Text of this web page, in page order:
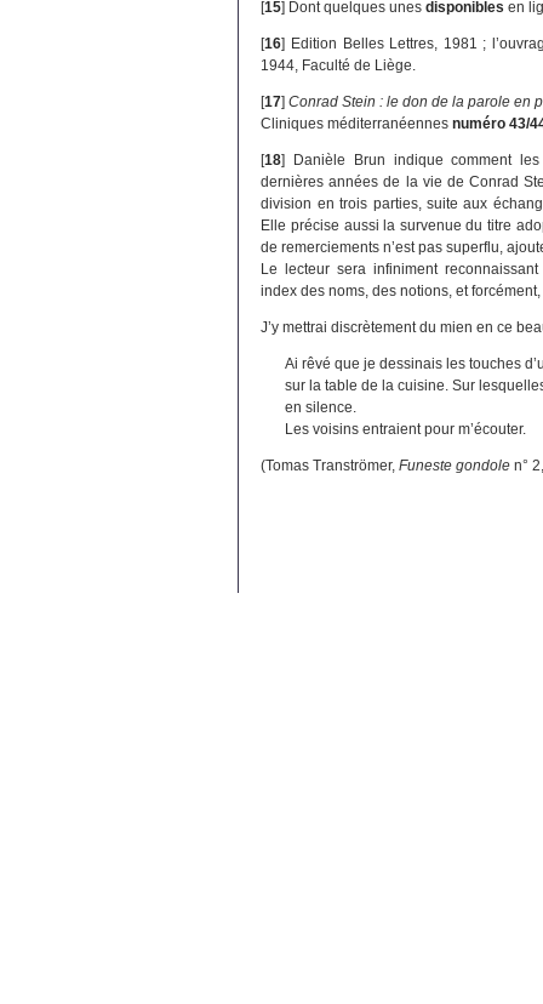
[15] Dont quelques unesdisponibles en
[16] Edition Belles Lettres, 1981 ;
1944, Faculté de Liège.
[17]Conrad Stein : le don de la parole en
Cliniques méditerranéennesnuméro 43/
[18] Danièle Brun indique comment
dernières années de la vie de Conrad
division en trois parties, suite aux
Elle précise aussi la survenue du titre
de remerciements n’est pas superflu,
Le lecteur sera infiniment
index des noms, des notions, et
J’y mettrai discrètement du mien en ce
Ai rêvé que je dessinais les touches
sur la table de la cuisine. Sur
en silence.
Les voisins entraient pour m’écouter.
(Tomas Tranströmer,Funeste gondole n°